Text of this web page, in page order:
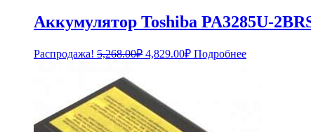
Аккумулятор Toshiba PA3285U-
Распродажа! 5,268.00₽ Первоначальная
5,268.00₽.
4,829.00₽Текущая
цена:
Подробнее